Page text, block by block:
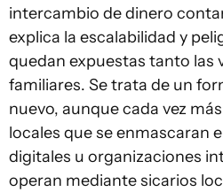
intercambio de dinero
explica la escalabilidad y
quedan expuestas tanto las
familiares. Se trata de un
nuevo, aunque cada vez
locales que se enmascaran
digitales u organizaciones
operan mediante sicarios